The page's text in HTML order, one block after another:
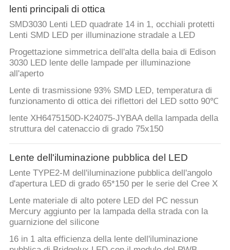
SU
DI
NOI
VISITA
ALLA
FABBRICA
CONTROLLO
DELLA
QUALITÀ
CONTATTACI
NOTIZIE
lenti principali di ottica
SMD3030 Lenti LED quadrate 14 in 1, occhiali protetti
Lenti SMD LED per illuminazione stradale a LED
Progettazione simmetrica dell'alta della baia di Edison
3030 LED lente delle lampade per illuminazione
all'aperto
Lente di trasmissione 93% SMD LED, temperatura di
funzionamento di ottica dei riflettori del LED sotto 90℃
lente XH6475150D-K24075-JYBAA della lampada della
struttura del catenaccio di grado 75x150
Lente dell'iluminazione pubblica del LED
Lente TYPE2-M dell'iluminazione pubblica dell'angolo
d'apertura LED di grado 65*150 per le serie del Cree X
Lente materiale di alto potere LED del PC nessun
Mercury aggiunto per la lampada della strada con la
guarnizione del silicone
16 in 1 alta efficienza della lente dell'iluminazione